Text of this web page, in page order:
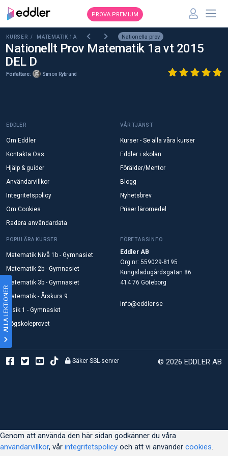
ALLA LEKTIONER
PROVA PREMIUM
KURSER / MATEMATIK 1A Nationella prov
Nationellt Prov Matematik 1a vt 2015
DEL D
Författare: Simon Rybrand
EDDLER
Om Eddler
Kontakta Oss
Hjälp & guider
Användarvillkor
Integritetspolicy
Om Cookies
Radera användardata
VÅR TJÄNST
Kurser - Se alla våra kurser
Eddler i skolan
Förälder/Mentor
Blogg
Nyhetsbrev
Priser läromedel
POPULÄRA KURSER
Matematik Nivå 1b - Gymnasiet
Matematik 2b - Gymnasiet
Matematik 3b - Gymnasiet
Matematik - Årskurs 9
Fysik 1 - Gymnasiet
Högskoleprovet
FÖRETAGSINFO
Eddler AB
Org.nr: 559029-8195
Kungsladugårdsgatan 86
414 76 Göteborg
info@eddler.se
© 2026 EDDLER AB
Säker SSL-server
Genom att använda den här sidan godkänner du våra
användarvillkor, vår integritetspolicy och att vi använder cookies.